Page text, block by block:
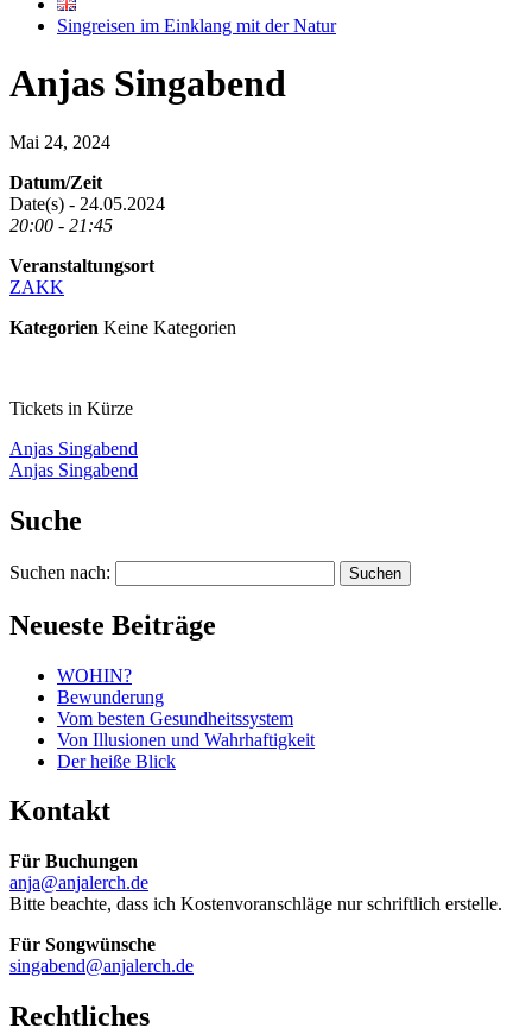
Singreisen im Einklang mit der Natur
Anjas Singabend
Mai 24, 2024
Datum/Zeit
Date(s) - 24.05.2024
20:00 - 21:45
Veranstaltungsort
ZAKK
Kategorien Keine Kategorien
Tickets in Kürze
Anjas Singabend
Anjas Singabend
Suche
Suchen nach:
Neueste Beiträge
WOHIN?
Bewunderung
Vom besten Gesundheitssystem
Von Illusionen und Wahrhaftigkeit
Der heiße Blick
Kontakt
Für Buchungen
anja@anjalerch.de
Bitte beachte, dass ich Kostenvoranschläge nur schriftlich erstelle.
Für Songwünsche
singabend@anjalerch.de
Rechtliches